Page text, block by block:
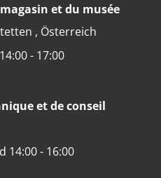
et du musée
, Österreich
- 17:00
et de conseil
14:00 - 16:00